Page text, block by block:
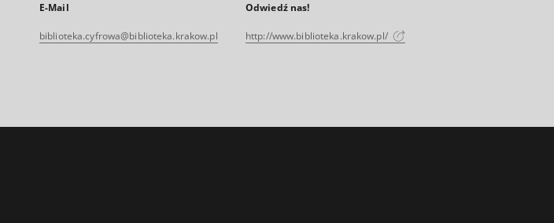
E-Mail
biblioteka.cyfrowa@biblioteka.krakow.pl
Odwiedź nas!
http://www.biblioteka.krakow.pl/